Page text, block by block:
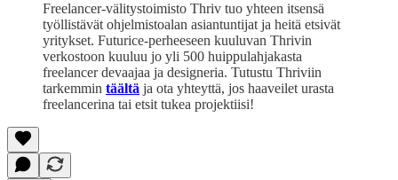
Freelancer-välitystoimisto Thriv tuo yhteen itsensä
työllistävät ohjelmistoalan asiantuntijat ja heitä etsivät
yritykset. Futurice-perheeseen kuuluvan Thrivin
verkostoon kuuluu jo yli 500 huippulahjakasta
freelancer devaajaa ja designeria. Tutustu Thriviin
tarkemmin täältä ja ota yhteyttä, jos haaveilet urasta
freelancerina tai etsit tukea projektiisi!